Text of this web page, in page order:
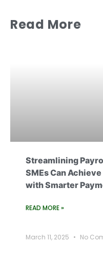
Read More
Streamlining
SMEs Can
with Smarter
READ MORE »
March 11, 2025 No